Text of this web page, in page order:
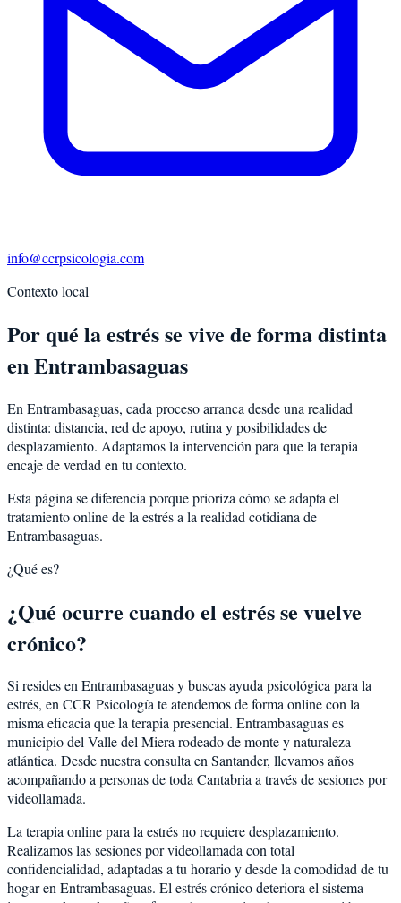
info@ccrpsicologia.com
Contexto local
Por qué la estrés se vive de forma distinta
en Entrambasaguas
En Entrambasaguas, cada proceso arranca desde una realidad
distinta: distancia, red de apoyo, rutina y posibilidades de
desplazamiento. Adaptamos la intervención para que la terapia
encaje de verdad en tu contexto.
Esta página se diferencia porque prioriza cómo se adapta el
tratamiento online de la estrés a la realidad cotidiana de
Entrambasaguas.
¿Qué es?
¿Qué ocurre cuando el estrés se vuelve
crónico?
Si resides en Entrambasaguas y buscas ayuda psicológica para la
estrés, en CCR Psicología te atendemos de forma online con la
misma eficacia que la terapia presencial. Entrambasaguas es
municipio del Valle del Miera rodeado de monte y naturaleza
atlántica. Desde nuestra consulta en Santander, llevamos años
acompañando a personas de toda Cantabria a través de sesiones por
videollamada.
La terapia online para la estrés no requiere desplazamiento.
Realizamos las sesiones por videollamada con total
confidencialidad, adaptadas a tu horario y desde la comodidad de tu
hogar en Entrambasaguas. El estrés crónico deteriora el sistema